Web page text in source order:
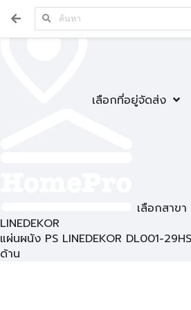
เลือกที่อยู่จัดส่ง
เลือกสาขา
LINEDEKOR
แผ่นผนัง PS LINEDEKOR DL001-
ด้าน